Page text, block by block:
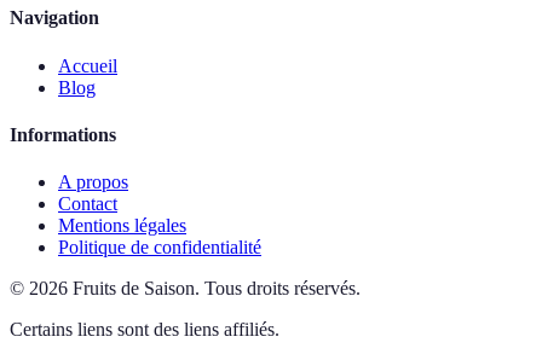
Navigation
Accueil
Blog
Informations
A propos
Contact
Mentions légales
Politique de confidentialité
© 2026 Fruits de Saison. Tous droits réservés.
Certains liens sont des liens affiliés.